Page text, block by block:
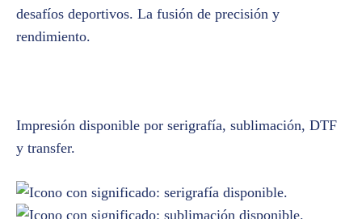
desafíos deportivos. La fusión de precisión y
rendimiento.
Impresión disponible por serigrafía, sublimación, DTF
y transfer.